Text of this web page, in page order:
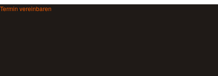
Termin vereinbaren